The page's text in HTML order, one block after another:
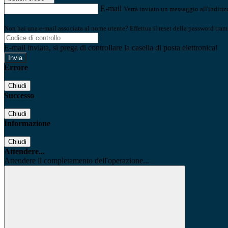
E-mail Verrà inviato un messaggio
Non hai una e-mail associata al nome utente? Effettua il reset della password
E-mail inviata, si prega di controllare la casella di posta elettronica!
Errore
Chiudi
Successo
Chiudi
Informazione
Chiudi
Attendere...
Attendere il completamento dell'operazione...